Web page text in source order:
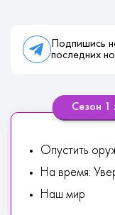
Подпишись
последних
Сезон 1
Опустить
На время:
Наш мир